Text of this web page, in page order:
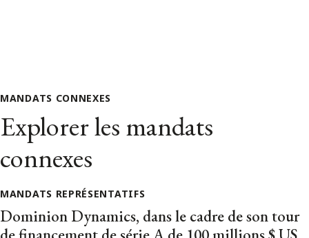
MANDATS CONNEXES
Explorer les mandats
connexes
MANDATS REPRÉSENTATIFS
Dominion Dynamics, dans le cadre de son tour